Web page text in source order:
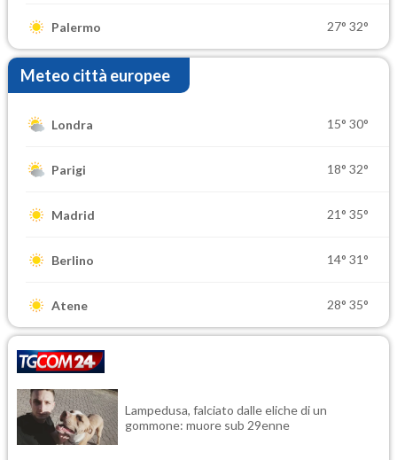
Palermo 27° 32°
Meteo città europee
Londra 15° 30°
Parigi 18° 32°
Madrid 21° 35°
Berlino 14° 31°
Atene 28° 35°
Lampedusa, falciato dalle eliche di un
gommone: muore sub 29enne